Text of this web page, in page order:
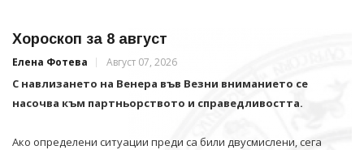
Хороскоп за 8 август
Елена Фотева Август 07, 2026
С навлизането на Венера във Везни вниманието се
насочва към партньорството и справедливостта.
Ако определени ситуации преди са били двусмислени, сега